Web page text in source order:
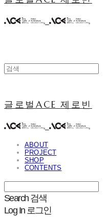
글로벌ACE 제로빈
ABOUT
PROJECT
SHOP
CONTENTS
Search 검색
Log In 로그인